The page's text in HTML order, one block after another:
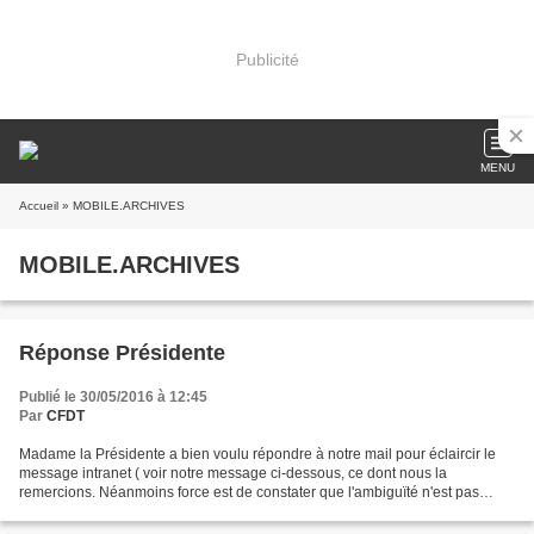
Publicité
MENU
Accueil » MOBILE.ARCHIVES
MOBILE.ARCHIVES
Réponse Présidente
Publié le 30/05/2016 à 12:45
Par CFDT
Madame la Présidente a bien voulu répondre à notre mail pour éclaircir le
message intranet ( voir notre message ci-dessous, ce dont nous la
remercions. Néanmoins force est de constater que l'ambiguïté n'est pas